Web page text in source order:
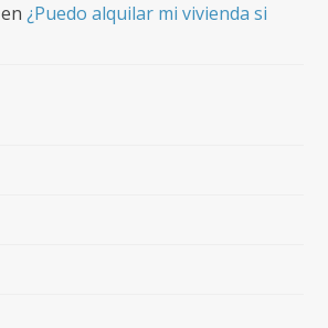
en¿Puedo alquilar mi vivienda si